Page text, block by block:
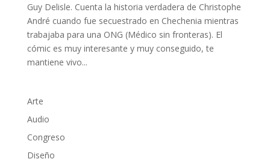
Guy Delisle. Cuenta la historia verdadera de Christophe
André cuando fue secuestrado en Chechenia mientras
trabajaba para una ONG (Médico sin fronteras). El
cómic es muy interesante y muy conseguido, te
mantiene vivo...
Arte
Audio
Congreso
Diseño